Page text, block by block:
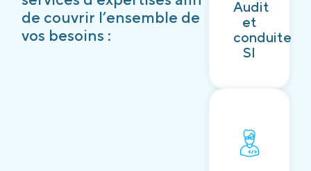
de couvrir l’ensemble de
vos besoins :
Audit
et
conduite
SI
Découvrir